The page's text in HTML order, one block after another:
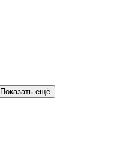
Показать ещё